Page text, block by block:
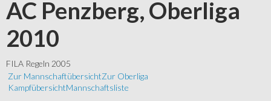
AC Penzberg, Oberliga
2010
FILA Regeln 2005
Zur MannschaftübersichtZur Oberliga
KampfübersichtMannschaftsliste